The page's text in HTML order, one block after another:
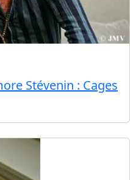
Stévenin : Cages